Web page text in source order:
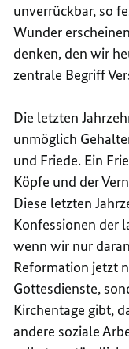
unverrückbar, so
Wunder
denken, den wir
zentrale Begriff
Die letzten
unmöglich
und Friede. Ein
Köpfe und der
Diese letzten
Konfessionen der
wenn wir nur
Reformation jetzt
Gottesdienste,
Kirchentage gibt,
andere soziale